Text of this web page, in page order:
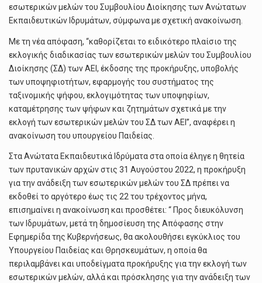
εσωτερικών μελών του Συμβουλίου Διοίκησης των Ανώτατων
Εκπαιδευτικών Ιδρυμάτων, σύμφωνα με σχετική ανακοίνωση.
Με τη νέα απόφαση, “καθορίζεται το ειδικότερο πλαίσιο της
εκλογικής διαδικασίας των εσωτερικών μελών του Συμβουλίου
Διοίκησης (ΣΔ) των ΑΕΙ, έκδοσης της προκήρυξης, υποβολής
των υποψηφιοτήτων, εφαρμογής του συστήματος της
ταξινομικής ψήφου, εκλογιμότητας των υποψηφίων,
καταμέτρησης των ψήφων και ζητημάτων σχετικά με την
εκλογή των εσωτερικών μελών του ΣΔ των ΑΕΙ”, αναφέρει η
ανακοίνωση του υπουργείου Παιδείας.
Στα Ανώτατα Εκπαιδευτικά Ιδρύματα στα οποία έληγε η θητεία
των πρυτανικών αρχών στις 31 Αυγούστου 2022, η προκήρυξη
για την ανάδειξη των εσωτερικών μελών του ΣΔ πρέπει να
εκδοθεί το αργότερο έως τις 22 του τρέχοντος μήνα,
επισημαίνει η ανακοίνωση και προσθέτει: “ Προς διευκόλυνση
των Ιδρυμάτων, μετά τη δημοσίευση της Απόφασης στην
Εφημερίδα της Κυβερνήσεως, θα ακολουθήσει εγκύκλιος του
Υπουργείου Παιδείας και Θρησκευμάτων, η οποία θα
περιλαμβάνει και υποδείγματα προκήρυξης για την εκλογή των
εσωτερικών μελών, αλλά και πρόσκλησης για την ανάδειξη των